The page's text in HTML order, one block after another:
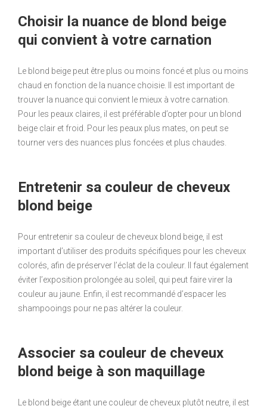
Choisir la nuance de blond beige
qui convient à votre carnation
Le blond beige peut être plus ou moins foncé et plus ou moins
chaud en fonction de la nuance choisie. Il est important de
trouver la nuance qui convient le mieux à votre carnation.
Pour les peaux claires, il est préférable d’opter pour un blond
beige clair et froid. Pour les peaux plus mates, on peut se
tourner vers des nuances plus foncées et plus chaudes.
Entretenir sa couleur de cheveux
blond beige
Pour entretenir sa couleur de cheveux blond beige, il est
important d’utiliser des produits spécifiques pour les cheveux
colorés, afin de préserver l’éclat de la couleur. Il faut également
éviter l’exposition prolongée au soleil, qui peut faire virer la
couleur au jaune. Enfin, il est recommandé d’espacer les
shampooings pour ne pas altérer la couleur.
Associer sa couleur de cheveux
blond beige à son maquillage
Le blond beige étant une couleur de cheveux plutôt neutre, il est